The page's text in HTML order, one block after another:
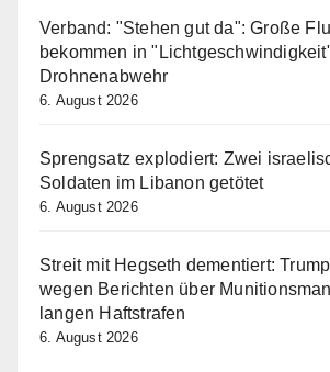
Verband: "Stehen gut da": Große
bekommen in
Drohnenabwehr
6. August 2026
Sprengsatz explodiert: Zwei
Soldaten im Libanon getötet
6. August 2026
Streit mit Hegseth dementiert:
wegen Berichten über
langen Haftstrafen
6. August 2026